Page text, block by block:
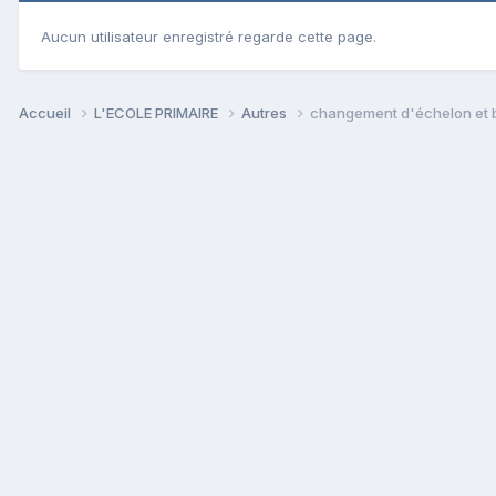
Aucun utilisateur enregistré regarde cette page.
Accueil L'ECOLE PRIMAIRE Autres changement d'échelon et